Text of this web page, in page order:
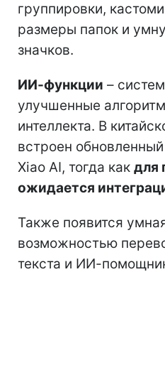
группировки,
размеры папок и
значков.
ИИ-функции –
улучшенные
интеллекта. В
встроен
Xiao AI, тогда как для
ожидается
Также появится
возможностью
текста и ИИ-